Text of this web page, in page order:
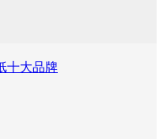
十大品牌